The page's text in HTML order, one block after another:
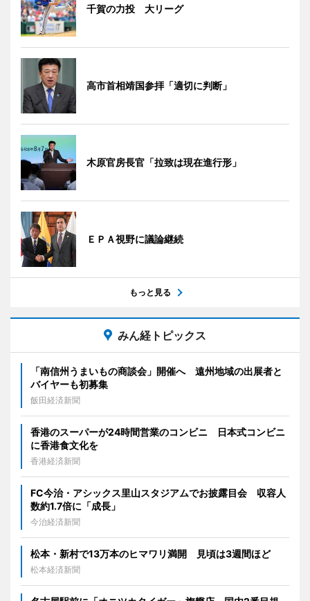
千賀の力投 大リーグ
高市首相靖国参拝「適切に判断」
木原官房長官「拉致は現在進行形」
ＥＰＡ視野に議論継続
もっと見る
みん経トピックス
「南信州うまいもの商談会」開催へ 遠州地域の出展者と
バイヤーも初募集
飯田経済新聞
香港のスーパーが24時間営業のコンビニ 日本式コンビニ
に香港食文化を
香港経済新聞
FC今治・アシックス里山スタジアムでお披露目会 収容人
数約1.7倍に「成長」
今治経済新聞
松本・新村で13万本のヒマワリ満開 見頃は3週間ほど
松本経済新聞